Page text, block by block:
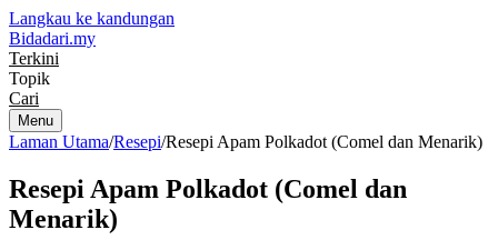
Langkau ke kandungan
Bidadari.my
Terkini
Topik
Cari
Menu
Laman Utama/Resepi/Resepi Apam Polkadot (Comel dan Menarik)
Resepi Apam Polkadot (Comel dan
Menarik)